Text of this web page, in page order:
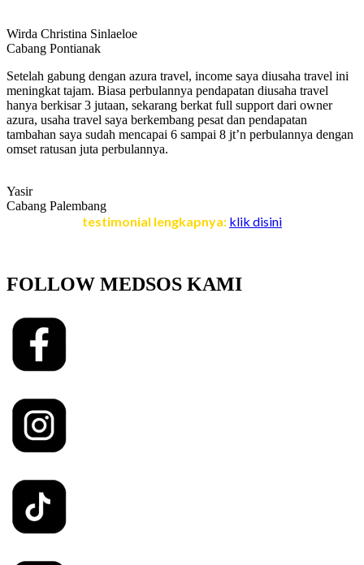
Wirda Christina Sinlaeloe
Cabang Pontianak
Setelah gabung dengan azura travel, income saya diusaha travel ini
meningkat tajam. Biasa perbulannya pendapatan diusaha travel
hanya berkisar 3 jutaan, sekarang berkat full support dari owner
azura, usaha travel saya berkembang pesat dan pendapatan
tambahan saya sudah mencapai 6 sampai 8 jt’n perbulannya dengan
omset ratusan juta perbulannya.
Yasir
Cabang Palembang
testimonial lengkapnya: klik disini
FOLLOW MEDSOS KAMI